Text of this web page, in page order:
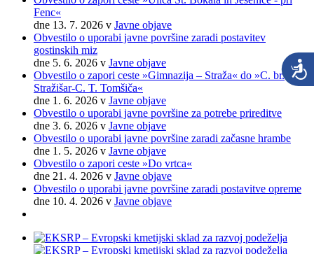
Fenc«
dne 13. 7. 2026 v Javne objave
Obvestilo o uporabi javne površine zaradi postavitev
gostinskih miz
dne 5. 6. 2026 v Javne objave
Obvestilo o zapori ceste »Gimnazija – Straža« do »C. br.
Stražišar-C. T. Tomšiča«
dne 1. 6. 2026 v Javne objave
Obvestilo o uporabi javne površine za potrebe prireditve
dne 3. 6. 2026 v Javne objave
Obvestilo o uporabi javne površine zaradi začasne hrambe
dne 1. 5. 2026 v Javne objave
Obvestilo o zapori ceste »Do vrtca«
dne 21. 4. 2026 v Javne objave
Obvestilo o uporabi javne površine zaradi postavitve opreme
dne 10. 4. 2026 v Javne objave